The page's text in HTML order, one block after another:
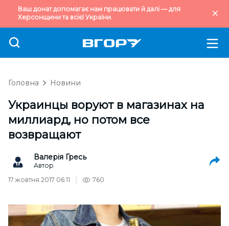
Ваш донат допомагає нам працювати й далі — для
Херсонщини та всієї України.
Головна Новини
Украинцы воруют в магазинах на
миллиард, но потом все
возвращают
Валерія Гресь
Автор
17 жовтня 2017 06:11
760